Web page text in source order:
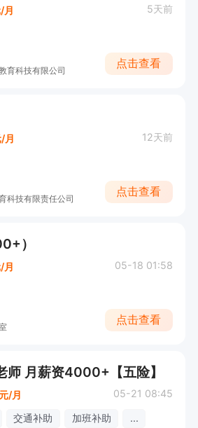
月 5天前
育科技有限公司
点击查看
月 12天前
科技有限责任公司
点击查看
）
月 05-18 01:58
点击查看
师 月薪资4000+【五险】
元/月 05-21 08:45
交通补助 加班补助 ...